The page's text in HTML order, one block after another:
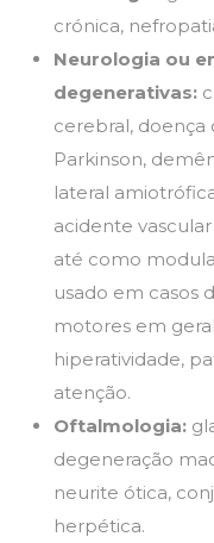
crónica,
Neurologia ou
degenerativas:
cerebral, doença
Parkinson,
lateral
acidente
até como
usado em casos
motores em
hiperatividade,
atenção.
Oftalmologia:
degeneração
neurite ótica,
herpética.